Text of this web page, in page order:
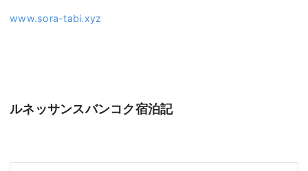
www.sora-tabi.xyz
ルネッサンスバンコク宿泊記